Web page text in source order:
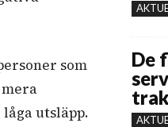
som
utsläpp.
De